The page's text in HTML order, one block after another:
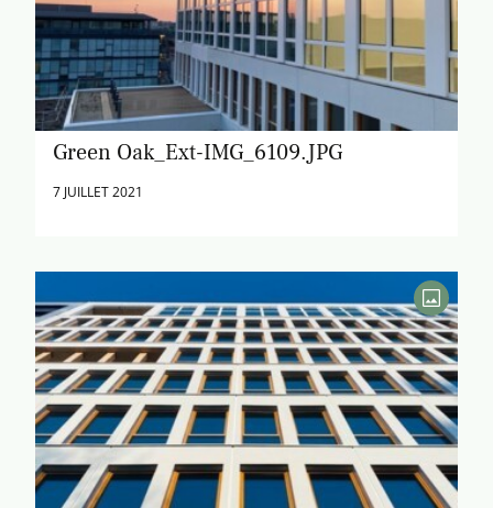
Green Oak_Ext-IMG_6109.JPG
7 JUILLET 2021